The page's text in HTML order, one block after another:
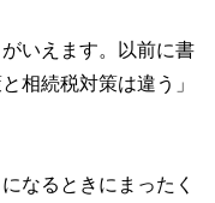
いえます。以前に書
相続税対策は違う」
なるときにまったく